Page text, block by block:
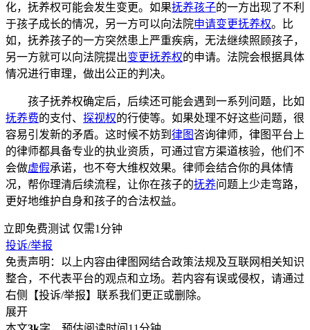
化，抚养权可能会发生变更。如果抚养孩子的一方出现了不利
于孩子成长的情况，另一方可以向法院申请变更抚养权。比
如，抚养孩子的一方突然患上严重疾病，无法继续照顾孩子，
另一方就可以向法院提出变更抚养权的申请。法院会根据具体
情况进行审理，做出公正的判决。
孩子抚养权确定后，后续还可能会遇到一系列问题，比如
抚养费的支付、 探视权的行使等。如果处理不好这些问题，很
容易引发新的矛盾。这时候不妨到 律图 咨询律师，律图平台上
的律师都具备专业的执业资质，可通过官方渠道核验，他们不
会做虚假承诺，也不夸大维权效果。律师会结合你的具体情
况，帮你理清后续流程，让你在孩子的抚养问题上少走弯路，
更好地维护自身和孩子的合法权益。
立即免费测试 仅需1分钟
投诉/举报
免责声明：以上内容由律图网结合政策法规及互联网相关知识
整合，不代表平台的观点和立场。若内容有误或侵权，请通过
右侧【投诉/举报】联系我们更正或删除。
展开